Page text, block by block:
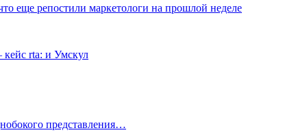
еще репостили маркетологи на прошлой неделе
rta: и Умскул
представления…